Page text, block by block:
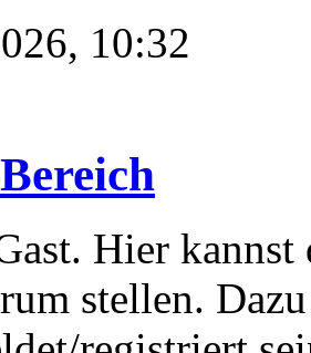
10:32
Hier kannst
stellen.